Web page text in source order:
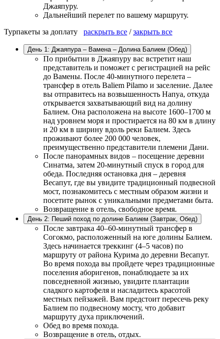
Джаяпуру.
Дальнейший перелет по вашему маршруту.
Турпакеты за доплату раскрыть все /закрыть все
День 1: Джаяпура – Вамена – Долина Балием (Oбед)
По прибытии в Джаяпуру вас встретит наш
представитель и поможет с регистрацией на рейс
до Вамены. После 40-минутного перелета –
трансфер в отель Baliem Pilamo и заселение. Далее
вы отправитесь на возвышенность Напуа, откуда
открывается захватывающий вид на долину
Балием. Она расположена на высоте 1600–1700 м
над уровнем моря и простирается на 80 км в длину
и 20 км в ширину вдоль реки Балием. Здесь
проживают более 200 000 человек,
преимущественно представители племени Дани.
После панорамных видов – посещение деревни
Синатма, затем 20-минутный спуск в город для
обеда. Последняя остановка дня – деревня
Весапут, где вы увидите традиционный подвесной
мост, познакомитесь с местным образом жизни и
посетите рынок с уникальными предметами быта.
Возвращение в отель, свободное время.
День 2: Пеший поход по долине Балием (Завтрак, Обед)
После завтрака 40–60-минутный трансфер в
Согокмо, расположенный на юге долины Балием.
Здесь начинается треккинг (4–5 часов) по
маршруту от района Курима до деревни Весапут.
Во время похода вы пройдете через традиционные
поселения аборигенов, понаблюдаете за их
повседневной жизнью, увидите плантации
сладкого картофеля и насладитесь красотой
местных пейзажей. Вам предстоит пересечь реку
Балием по подвесному мосту, что добавит
маршруту духа приключений.
Обед во время похода.
Возвращение в отель, отдых.